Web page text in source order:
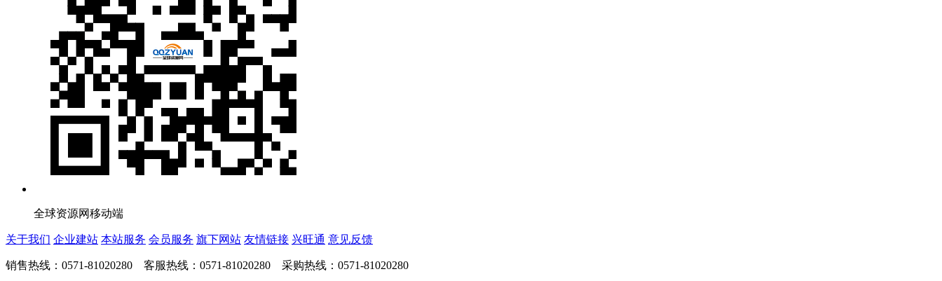
全球资源网移动端
关于我们 企业建站 本站服务 会员服务 旗下网站 友情链接 兴旺通 意见反馈
销售热线：0571-81020280 客服热线：0571-81020280 采购热线：0571-81020280